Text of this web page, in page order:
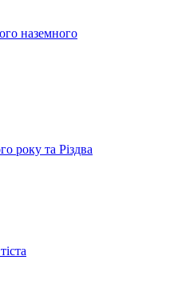
наземного
року та Різдва